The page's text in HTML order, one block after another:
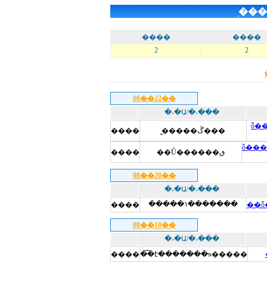
����
����
2
2
08��22��
�˶�Ա/�˶���
���� �̼����ڴ���
���� ��Ŭ������ٯ
08��20��
�˶�Ա/�˶���
����
�����١�������
08��10��
�˶�Ա/�˶���
�����͡�է�������ɴ�����